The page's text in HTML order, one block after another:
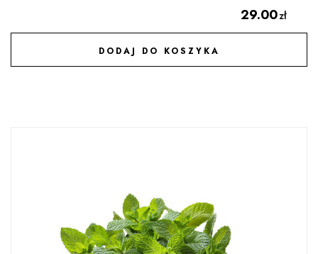
29.00zł
DODAJ DO KOSZYKA
DODAJ DO ULUBIONYCH